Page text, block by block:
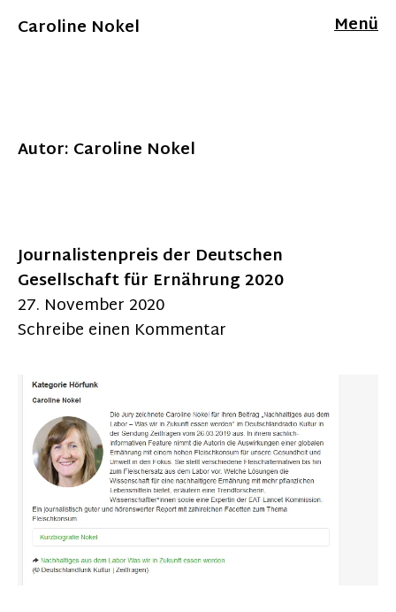
Caroline Nokel Menü
Autor: Caroline Nokel
Journalistenpreis der Deutschen
Gesellschaft für Ernährung 2020
27. November 2020
Schreibe einen Kommentar